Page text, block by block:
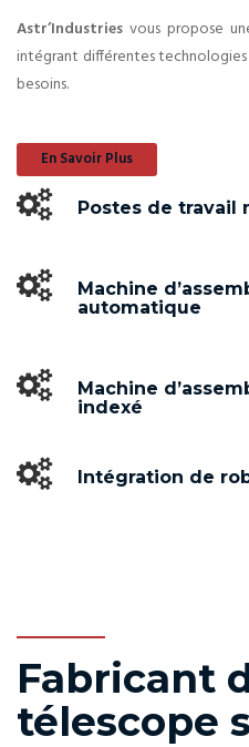
Astr’Industries vous propose
intégrant différentes
besoins.
En Savoir Plus
Postes de travail
Machine
automatique
Machine
indexé
Intégration de
Fabricant
télescope